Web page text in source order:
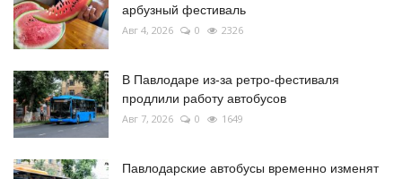
арбузный фестиваль
Авг 4, 2026 0 2326
В Павлодаре из-за ретро-фестиваля
продлили работу автобусов
Авг 7, 2026 0 1649
Павлодарские автобусы временно изменят